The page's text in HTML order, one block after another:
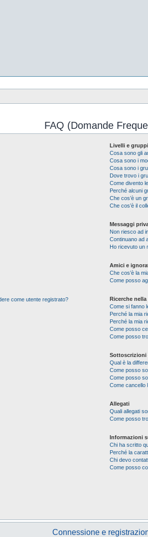
FAQ (Domande
come utente registrato?
Livelli e
Cosa sono gli
Cosa sono i
Cosa sono i
Dove trovo i
Come divento
Perché alcuni
Che cos’è un
Che cos’è il
Messaggi
Non riesco ad
Continuano ad
Ho ricevuto un
Amici e
Che cos’è la
Come posso
Ricerche nella
Come si fanno
Perché la mia
Perché la mia
Come posso
Come posso
Sottoscrizioni
Qual è la
Come posso
Come posso
Come cancello
Allegati
Quali allegati
Come posso
Informazioni
Chi ha scritto
Perché la
Chi devo
Come posso
Connessione e